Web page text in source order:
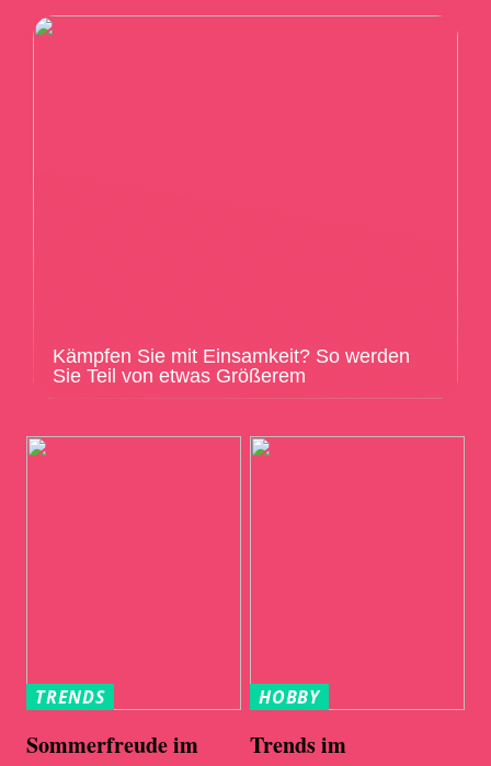
Kämpfen Sie mit Einsamkeit? So werden
Sie Teil von etwas Größerem
TRENDS
Sommerfreude im
HOBBY
Trends im